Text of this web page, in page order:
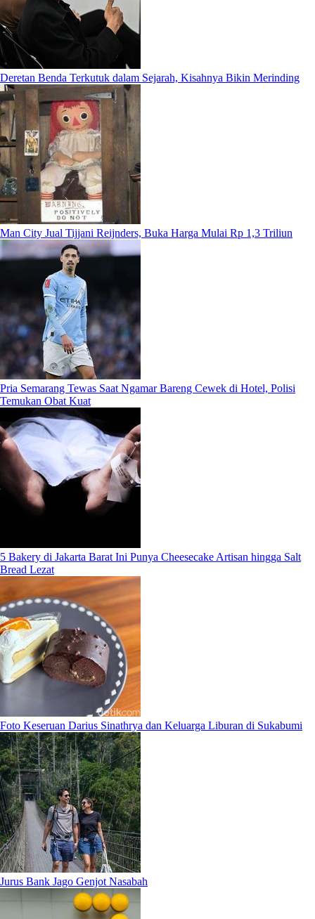
Deretan Benda Terkutuk dalam Sejarah, Kisahnya Bikin Merinding
Man City Jual Tijjani Reijnders, Buka Harga Mulai Rp 1,3 Triliun
Pria Semarang Tewas Saat Ngamar Bareng Cewek di Hotel, Polisi
Temukan Obat Kuat
5 Bakery di Jakarta Barat Ini Punya Cheesecake Artisan hingga Salt
Bread Lezat
Foto Keseruan Darius Sinathrya dan Keluarga Liburan di Sukabumi
Jurus Bank Jago Genjot Nasabah